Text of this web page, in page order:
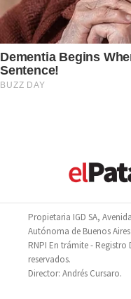
Propietaria IGD SA,
Autónoma de Buenos
RNPI En trámite -
reservados.
Director: Andrés Cursaro.